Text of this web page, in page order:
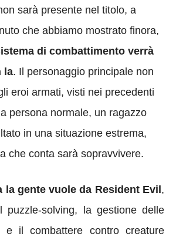
sarà presente nel titolo, a
che abbiamo mostrato finora,
di combattimento verrà
la. Il personaggio principale non
eroi armati, visti nei precedenti
persona normale, un ragazzo
in una situazione estrema,
che conta sarà sopravvivere.
la gente vuole da Resident Evil ,
puzzle-solving, la gestione delle
e il combattere contro creature